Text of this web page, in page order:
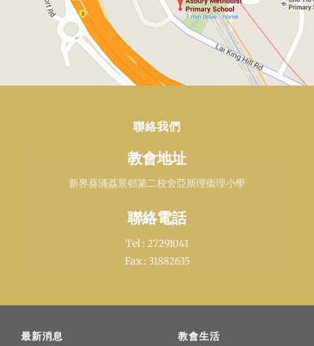
聯絡我們
教會地址
新界葵涌荔景邨第二校舍亞斯理衞理小學
聯絡電話
Tel : 27291041
Fax : 31882635
最新消息 教會生活